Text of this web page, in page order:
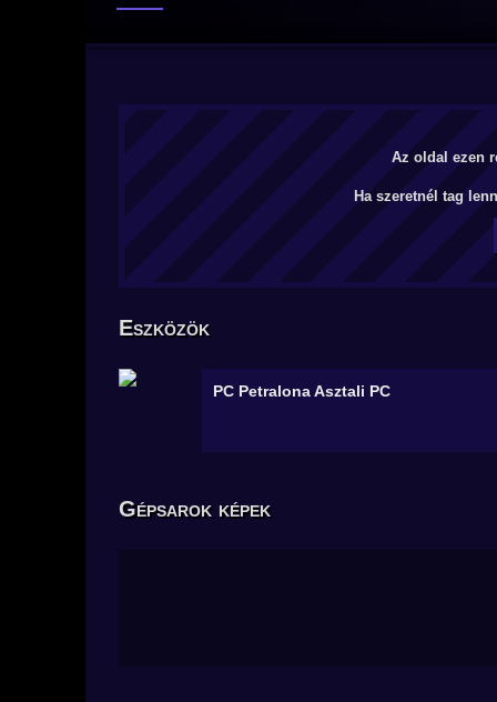
Az oldal ezen
Ha szeretnél tag
Eszközök
PC PetralonaAsztali PC
Gépsarok képek